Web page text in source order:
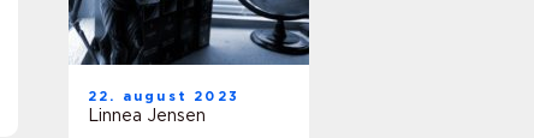
22. august 2023
Linnea Jensen